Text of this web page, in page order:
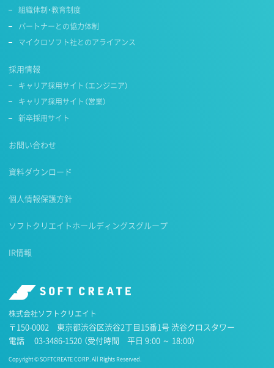
株式会社ソフトクリエイト
〒150-0002 東京都渋谷区渋谷2丁目15番1号 渋谷クロスタワー
電話 03-3486-1520 （受付時間 平日 9:00 ～ 18:00）
Copyright © SOFTCREATE CORP. All Rights Reserved.
組織体制・教育制度
パートナーとの協力体制
マイクロソフト社とのアライアンス
採用情報
キャリア採用サイト（エンジニア）
キャリア採用サイト（営業）
新卒採用サイト
お問い合わせ
資料ダウンロード
個人情報保護方針
ソフトクリエイトホールディングスグループ
IR情報